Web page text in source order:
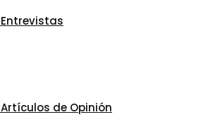
Entrevistas
Artículos de Opinión